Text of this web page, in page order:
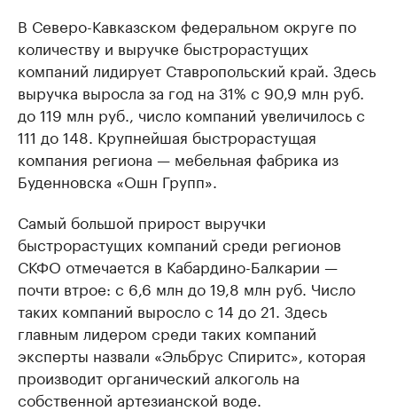
В Северо-Кавказском федеральном округе по
количеству и выручке быстрорастущих
компаний лидирует Ставропольский край. Здесь
выручка выросла за год на 31% с 90,9 млн руб.
до 119 млн руб., число компаний увеличилось с
111 до 148. Крупнейшая быстрорастущая
компания региона — мебельная фабрика из
Буденновска «Ошн Групп».
Самый большой прирост выручки
быстрорастущих компаний среди регионов
СКФО отмечается в Кабардино-Балкарии —
почти втрое: с 6,6 млн до 19,8 млн руб. Число
таких компаний выросло с 14 до 21. Здесь
главным лидером среди таких компаний
эксперты назвали «Эльбрус Спиритс», которая
производит органический алкоголь на
собственной артезианской воде.